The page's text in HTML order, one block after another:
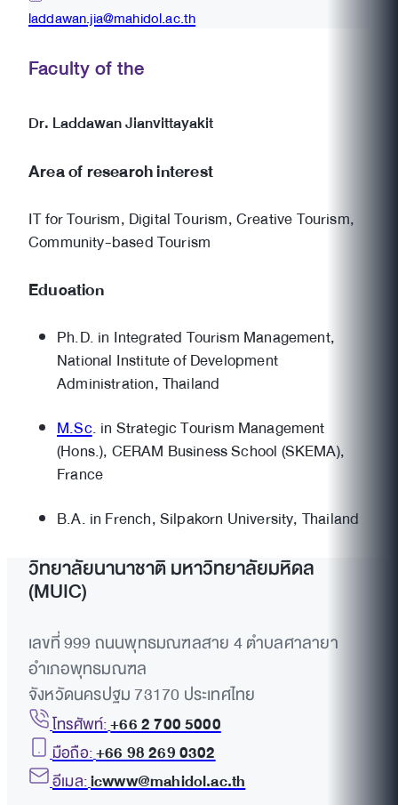
laddawan.jia@mahidol.ac.th
Faculty of the
Dr. Laddawan Jianvittayakit
Area of research interest
IT for Tourism, Digital Tourism, Creative Tourism,
Community-based Tourism
Education
Ph.D. in Integrated Tourism Management,
National Institute of Development
Administration, Thailand
M.Sc. in Strategic Tourism Management
(Hons.), CERAM Business School (SKEMA),
France
B.A. in French, Silpakorn University, Thailand
วิทยาลัยนานาชาติ มหาวิทยาลัยมหิดล
(MUIC)
เลขที่ 999 ถนนพุทธมณฑลสาย 4 ตำบลศาลายา
อำเภอพุทธมณฑล
จังหวัดนครปฐม 73170 ประเทศไทย
โทรศัพท์:+66 2 700 5000
มือถือ:+66 98 269 0302
อีเมล:icwww@mahidol.ac.th